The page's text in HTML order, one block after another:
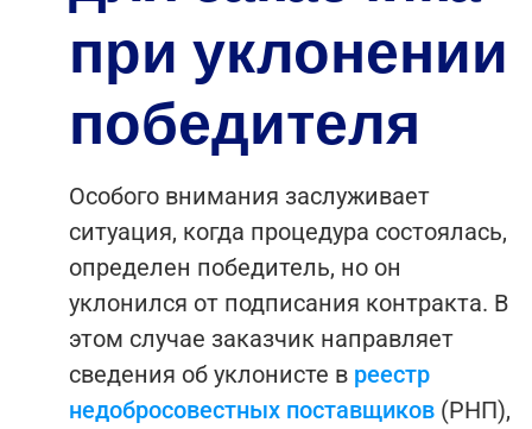
при уклонении
победителя
Особого внимания заслуживает
ситуация, когда процедура состоялась,
определен победитель, но он
уклонился от подписания контракта. В
этом случае заказчик направляет
сведения об уклонисте в реестр
недобросовестных поставщиков (РНП),